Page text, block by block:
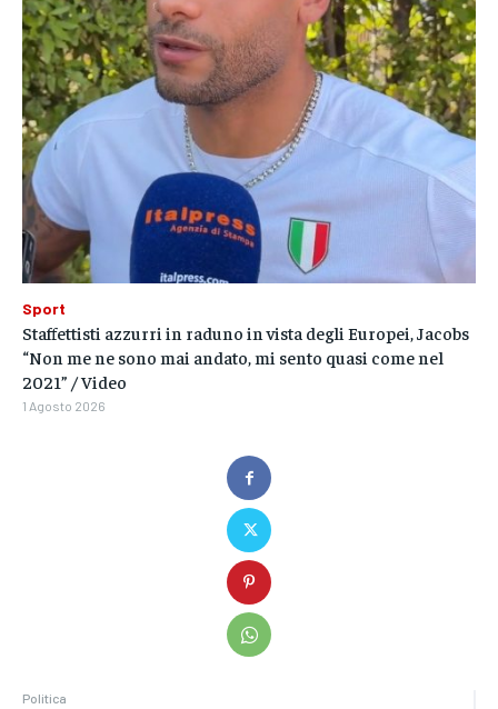
Politica
Sport
Staffettisti azzurri in raduno in vista degli Europei, Jacobs
“Non me ne sono mai andato, mi sento quasi come nel
2021” / Video
1 Agosto 2026